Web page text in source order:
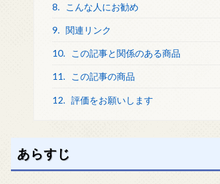
8. こんな人にお勧め
9. 関連リンク
10. この記事と関係のある商品
11. この記事の商品
12. 評価をお願いします
あらすじ